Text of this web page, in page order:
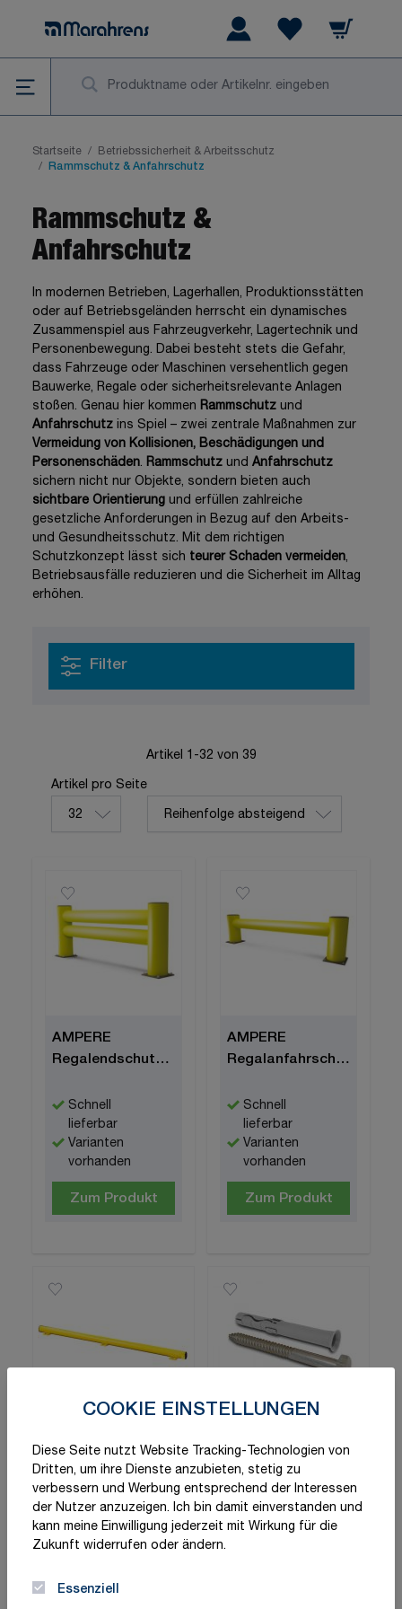
COOKIE EINSTELLUNGEN
Diese Seite nutzt Website Tracking-Technologien von
Dritten, um ihre Dienste anzubieten, stetig zu
verbessern und Werbung entsprechend der Interessen
der Nutzer anzuzeigen. Ich bin damit einverstanden und
kann meine Einwilligung jederzeit mit Wirkung für die
Zukunft widerrufen oder ändern.
Essenziell
Warenkorb
Startseite /
Betriebssicherheit & Arbeitsschutz
/
Rammschutz & Anfahrschutz
Rammschutz &
Anfahrschutz
In modernen Betrieben, Lagerhallen, Produktionsstätten
oder auf Betriebsgeländen herrscht ein dynamisches
Zusammenspiel aus Fahrzeugverkehr, Lagertechnik und
Personenbewegung. Dabei besteht stets die Gefahr,
dass Fahrzeuge oder Maschinen versehentlich gegen
Bauwerke, Regale oder sicherheitsrelevante Anlagen
stoßen. Genau hier kommen Rammschutz und
Anfahrschutz ins Spiel – zwei zentrale Maßnahmen zur
Vermeidung von Kollisionen, Beschädigungen und
Personenschäden. Rammschutz und Anfahrschutz
sichern nicht nur Objekte, sondern bieten auch
sichtbare Orientierung und erfüllen zahlreiche
gesetzliche Anforderungen in Bezug auf den Arbeits-
und Gesundheitsschutz. Mit dem richtigen
Schutzkonzept lässt sich teurer Schaden vermeiden,
Betriebsausfälle reduzieren und die Sicherheit im Alltag
erhöhen.
Filter
Artikel 1 -32 von 39
Artikel pro Seite
pro Seite
AMPERE
Regalendschutz
"Rack Armour®"
Schnell
lieferbar
Varianten
vorhanden
Zum Produkt
AMPERE
Regalanfahrschutz
"Rack Armour®"
Schnell
lieferbar
Varianten
vorhanden
Zum Produkt
Moravia
Unterfahrschutz-
Balken "Hybrid" mit
Kunststoffdeckeln
ab117,07 €
Schnell lieferbar
vorhanden
Spezialdübel mit
Schrauben
6,05 €